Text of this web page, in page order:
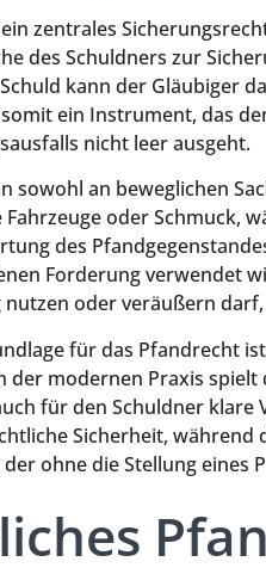
zentrales
des Schuldners zur
kann der Gläubiger
ein Instrument, das
nicht leer ausgeht.
sowohl an beweglichen
oder Schmuck,
des
Forderung verwendet
oder veräußern
für das Pfandrecht
modernen Praxis
für den Schuldner
Sicherheit, während
ohne die Stellung